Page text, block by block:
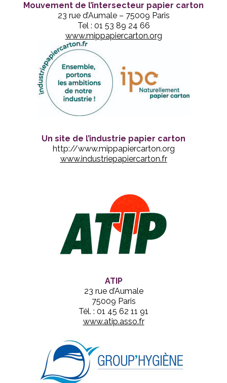
Mouvement de l’intersecteur papier carton
23 rue d’Aumale – 75009 Paris
Tel : 01 53 89 24 66
www.mippapiercarton.org
Un site de l’industrie papier carton
http://www.mippapiercarton.org
www.industriepapiercarton.fr
ATIP
23 rue d’Aumale
75009 Paris
Tél. : 01 45 62 11 91
www.atip.asso.fr